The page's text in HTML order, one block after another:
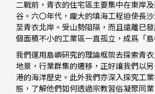
二戰前，青衣的住宅區主要集中在東岸
谷。六〇年代，龐大的填海工程迫使長
至青衣北岸。受山勢阻隔，而且遠離已
個面積不小的工業區一直孤立，成爲「島
我們運用島嶼研究的理論框架去探索青
地景，行業群集的遷移，正好讓我們以
港的海洋歷史。此外我們亦深入探究工
態，了解他們如何透過宗教習俗凝聚同